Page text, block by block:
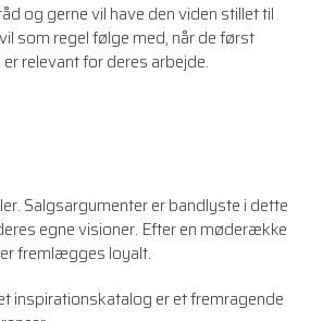
og gerne vil have den viden stillet til
som regel følge med, når de først
relevant for deres arbejde.
Salgsargumenter er bandlyste i dette
egne visioner. Efter en møderække
fremlægges loyalt.
inspirationskatalog er et fremragende